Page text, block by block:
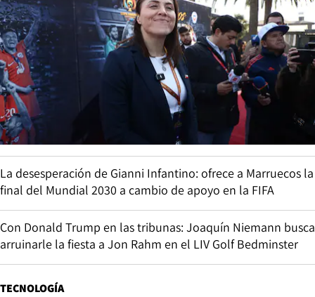
La desesperación de Gianni Infantino: ofrece a Marruecos la
final del Mundial 2030 a cambio de apoyo en la FIFA
Con Donald Trump en las tribunas: Joaquín Niemann busca
arruinarle la fiesta a Jon Rahm en el LIV Golf Bedminster
TECNOLOGÍA